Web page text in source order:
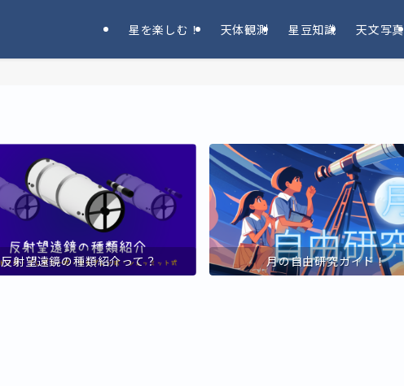
星を楽しむ！ 天体観測 星豆知識 天文写真
反射望遠鏡の種類紹介って？ 月の自由研究ガイド！